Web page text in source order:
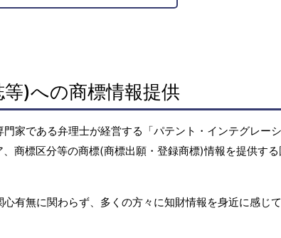
)への商標情報提供
門家である弁理士が経営する「パテント・インテグレー
商標区分等の商標(商標出願・登録商標)情報を提供す
有無に関わらず、多くの方々に知財情報を身近に感じ